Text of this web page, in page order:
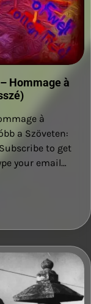
Hommage à
à
a Szöveten:
to get
your email…